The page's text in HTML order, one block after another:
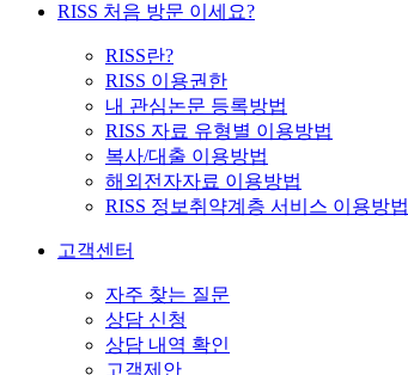
RISS 처음 방문 이세요?
RISS란?
RISS 이용권한
내 관심논문 등록방법
RISS 자료 유형별 이용방법
복사/대출 이용방법
해외전자자료 이용방법
RISS 정보취약계층 서비스 이용방법
고객센터
자주 찾는 질문
상담 신청
상담 내역 확인
고객제안